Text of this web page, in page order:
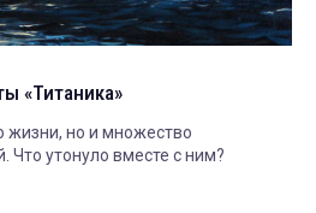
«Титаника»
жизни, но и множество
Что утонуло вместе с ним?